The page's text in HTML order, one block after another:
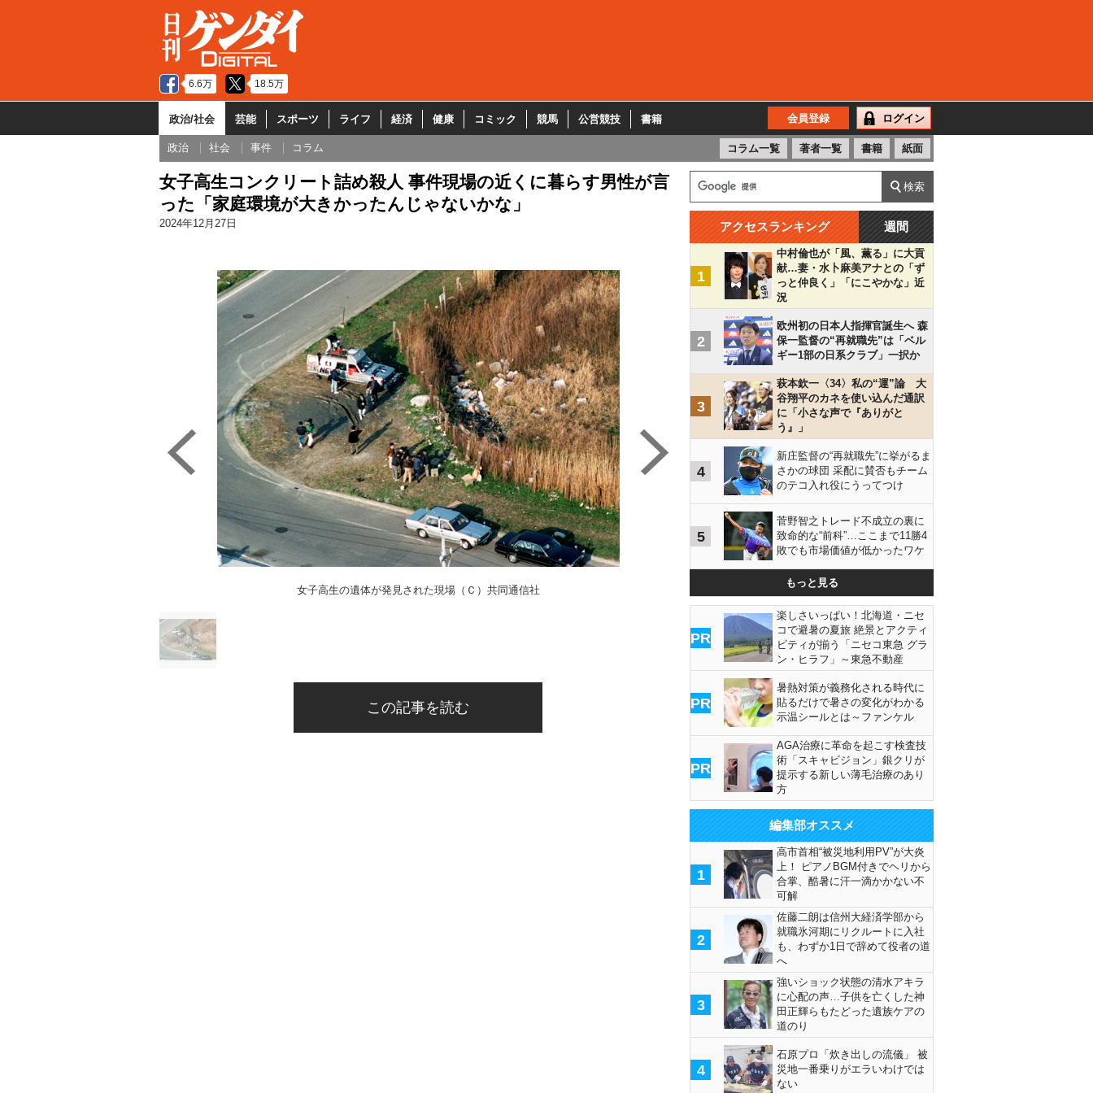
6.6万 18.5万
政治/社会 芸能 スポーツ ライフ 経済 健康 コミック 競馬 公営競技 書籍 会員登録 ログイン
政治 社会 事件 コラム コラム一覧 著者一覧 書籍 紙面
女子高生コンクリート詰め殺人 事件現場の近くに暮らす男性が言
った「家庭環境が大きかったんじゃないかな」
2024年12月27日
女子高生の遺体が発見された現場（Ｃ）共同通信社
この記事を読む
アクセスランキング 週間
1
中村倫也が「風、薫る」に大貢
献…妻・水卜麻美アナとの「ず
っと仲良く」「にこやかな」近
況
2
欧州初の日本人指揮官誕生へ 森
保一監督の“再就職先”は「ベル
ギー1部の日系クラブ」一択か
3
萩本欽一〈34〉私の“運”論 大
谷翔平のカネを使い込んだ通訳
に「小さな声で『ありがと
う』」
4
新庄監督の“再就職先”に挙がるま
さかの球団 采配に賛否もチーム
のテコ入れ役にうってつけ
5
菅野智之トレード不成立の裏に
致命的な“前科”…ここまで11勝4
敗でも市場価値が低かったワケ
もっと見る
PR
楽しさいっぱい！北海道・ニセ
コで避暑の夏旅 絶景とアクティ
ビティが揃う「ニセコ東急 グラ
ン・ヒラフ」～東急不動産
PR
暑熱対策が義務化される時代に
貼るだけで暑さの変化がわかる
示温シールとは～ファンケル
PR
AGA治療に革命を起こす検査技
術「スキャビジョン」銀クリが
提示する新しい薄毛治療のあり
方
編集部オススメ
1
高市首相“被災地利用PV”が大炎
上！ ピアノBGM付きでヘリから
合掌、酷暑に汗一滴かかない不
可解
2
佐藤二朗は信州大経済学部から
就職氷河期にリクルートに入社
も、わずか1日で辞めて役者の道
へ
3
強いショック状態の清水アキラ
に心配の声…子供を亡くした神
田正輝らもたどった遺族ケアの
道のり
4
石原プロ「炊き出しの流儀」 被
災地一番乗りがエラいわけでは
ない